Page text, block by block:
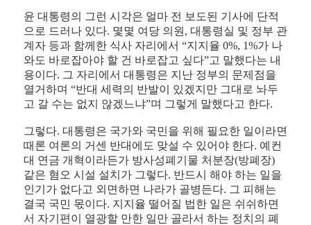
윤 대통령의 그런 시각은 얼마 전 보도된 기사에 단적
으로 드러나 있다. 몇몇 여당 의원, 대통령실 및 정부 관
계자 등과 함께한 식사 자리에서 “지지율 0%, 1%가 나
와도 바로잡아야 할 건 바로잡고 싶다”고 말했다는 내
용이다. 그 자리에서 대통령은 지난 정부의 문제점을
열거하며 “반대 세력의 반발이 있겠지만 그대로 놔두
고 갈 수는 없지 않겠느냐”며 그렇게 말했다고 한다.
그렇다. 대통령은 국가와 국민을 위해 필요한 일이라면
때론 여론의 거센 반대에도 맞설 수 있어야 한다. 예컨
대 연금 개혁이라든가 방사성폐기물 처분장(방폐장)
같은 혐오 시설 설치가 그렇다. 반드시 해야 하는 일을
인기가 없다고 외면하면 나라가 골병든다. 그 피해는
결국 국민 몫이다. 지지율 떨어질 법한 일은 쉬쉬하면
서 자기편이 열광할 만한 일만 골라서 하는 정치의 폐